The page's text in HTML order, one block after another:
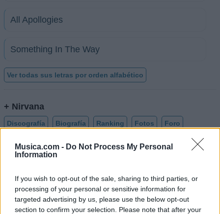
Musica.com - Do Not Process My Personal
Information
If you wish to opt-out of the sale, sharing to third parties, or
processing of your personal or sensitive information for
targeted advertising by us, please use the below opt-out
section to confirm your selection. Please note that after your
All Apollogies
Something In The Way
Ver todas sus letras por orden alfabético
+ Nirvana
Discografía Biografía Ranking Fotos Foro
Añadir Letra
Biografía de Nirvana
Nirvana: La Revolución del Grunge que
Sacudió al Mundo